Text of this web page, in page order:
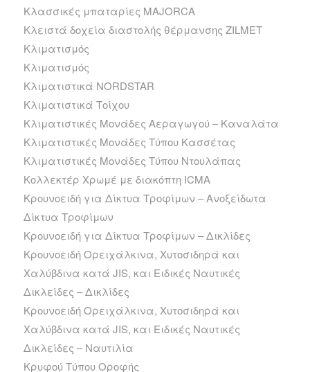
Κλασσικές μπαταρίες MAJORCA
Κλειστά δοχεία διαστολής θέρμανσης ZILMET
Κλιματισμός
Κλιματισμός
Κλιματιστικά NORDSTAR
Κλιματιστικά Τοίχου
Κλιματιστικές Μονάδες Αεραγωγού – Καναλάτα
Κλιματιστικές Μονάδες Τύπου Κασσέτας
Κλιματιστικές Μονάδες Τύπου Ντουλάπας
Κολλεκτέρ Χρωμέ με διακόπτη ICMA
Κρουνοειδή για Δίκτυα Τροφίμων – Ανοξείδωτα
Δίκτυα Τροφίμων
Κρουνοειδή για Δίκτυα Τροφίμων – Δικλίδες
Κρουνοειδή Ορειχάλκινα, Χυτοσιδηρά και
Χαλύβδινα κατά JIS, και Ειδικές Ναυτικές
Δικλείδες – Δικλίδες
Κρουνοειδή Ορειχάλκινα, Χυτοσιδηρά και
Χαλύβδινα κατά JIS, και Ειδικές Ναυτικές
Δικλείδες – Ναυτιλία
Κρυφού Τύπου Οροφής